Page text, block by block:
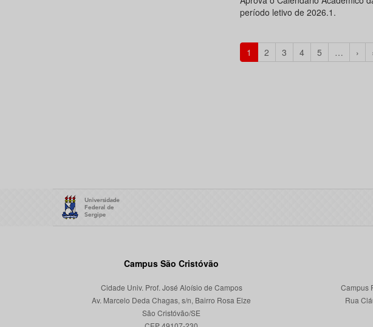
período letivo de 2026.1.
1 2 3 4 5 … ›
Campus São Cristóvão
Cidade Univ. Prof. José Aloísio de Campos
Av. Marcelo Deda Chagas, s/n, Bairro Rosa Elze
São Cristóvão/SE
Campus
Rua